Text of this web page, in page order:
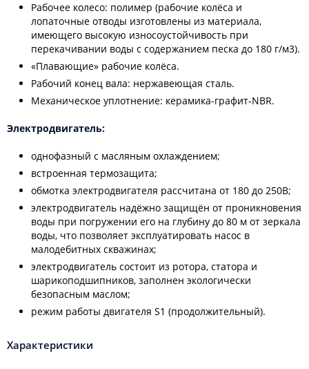
Рабочее колесо: полимер (рабочие колёса и
лопаточные отводы изготовлены из материала,
имеющего высокую износоустойчивость при
перекачивании воды с содержанием песка до 180 г/м3).
«Плавающие» рабочие колёса.
Рабочий конец вала: нержавеющая сталь.
Механическое уплотнение: керамика-графит-NBR.
Электродвигатель:
однофазный с масляным охлаждением;
встроенная термозащита;
обмотка электродвигателя рассчитана от 180 до 250В;
электродвигатель надёжно защищён от проникновения
воды при погружении его на глубину до 80 м от зеркала
воды, что позволяет эксплуатировать насос в
малодебитных скважинах;
электродвигатель состоит из ротора, статора и
шарикоподшипников, заполнен экологически
безопасным маслом;
режим работы двигателя S1 (продолжительный).
Характеристики